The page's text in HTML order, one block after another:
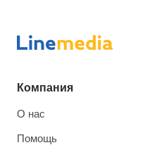
Компания
О нас
Помощь